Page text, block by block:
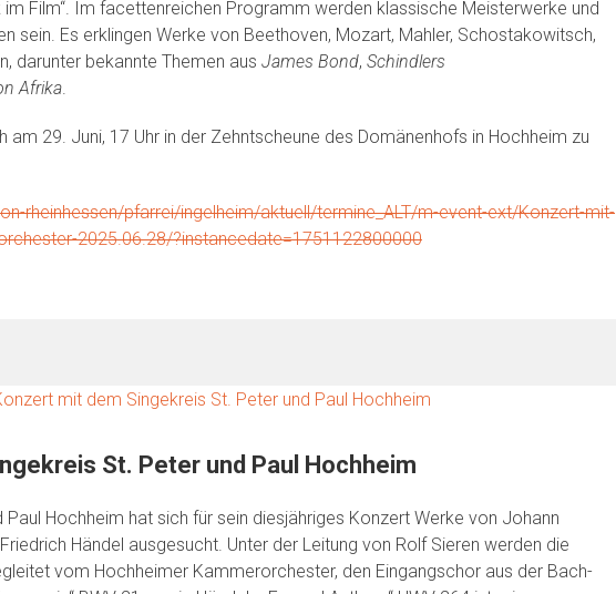
im Film“. Im facettenreichen Programm werden klassische Meisterwerke und
sein. Es erklingen Werke von Beethoven, Mozart, Mahler, Schostakowitsch,
darunter bekannte Themen aus James Bond, Schindlers
Afrika
am 29. Juni, 17 Uhr in der Zehntscheune des Domänenhofs in Hochheim zu
rheinhessen/pfarrei/ingelheim/aktuell/termine_ALT/m-event-ext/Konzert-mit-
2025.06.28/?instancedate=1751122800000
St. Peter und Paul Hochheim
Paul Hochheim hat sich für sein diesjähriges Konzert Werke von Johann
Händel ausgesucht. Unter der Leitung von Rolf Sieren werden die
vom Hochheimer Kammerorchester, den Eingangschor aus der Bach-